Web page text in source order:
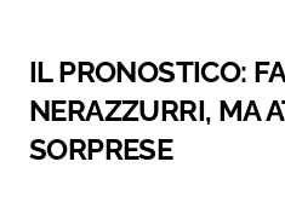
IL PRONOSTICO:
NERAZZURRI, MA
SORPRESE